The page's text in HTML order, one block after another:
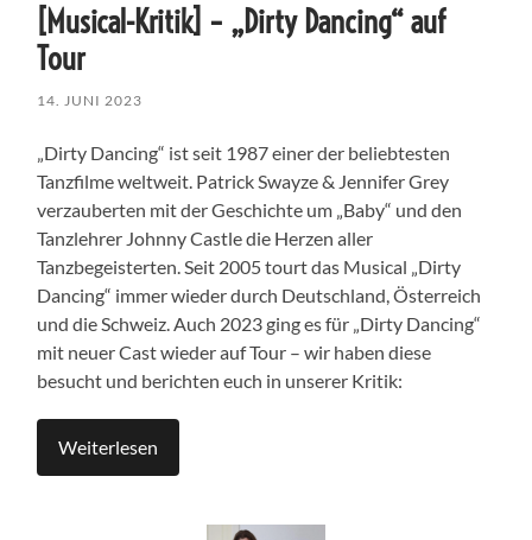
[Musical-Kritik] – „Dirty Dancing“ auf
Tour
14. JUNI 2023
„Dirty Dancing“ ist seit 1987 einer der beliebtesten
Tanzfilme weltweit. Patrick Swayze & Jennifer Grey
verzauberten mit der Geschichte um „Baby“ und den
Tanzlehrer Johnny Castle die Herzen aller
Tanzbegeisterten. Seit 2005 tourt das Musical „Dirty
Dancing“ immer wieder durch Deutschland, Österreich
und die Schweiz. Auch 2023 ging es für „Dirty Dancing“
mit neuer Cast wieder auf Tour – wir haben diese
besucht und berichten euch in unserer Kritik:
Weiterlesen